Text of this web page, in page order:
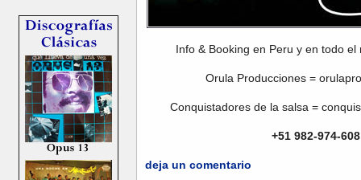
Info & Booking en Peru y en todo
Orula Producciones =
Conquistadores de la salsa =
+51 982-974-608
deja un comentario